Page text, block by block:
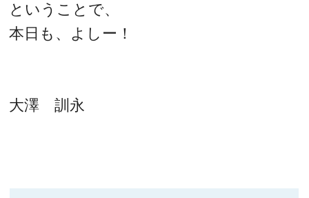
ということで、
本日も、よしー！
大澤 訓永